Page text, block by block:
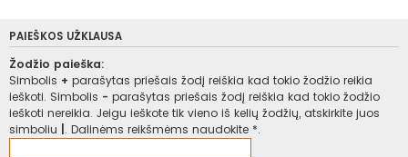
PAIEŠKOS UŽKLAUSA
Žodžio paieška:
Simbolis + parašytas priešais žodį reiškia kad tokio žodžio reikia
ieškoti. Simbolis - parašytas priešais žodį reiškia kad tokio žodžio
ieškoti nereikia. Jeigu ieškote tik vieno iš kelių žodžių, atskirkite juos
simboliu . Dalinėms reikšmėms naudokite *.